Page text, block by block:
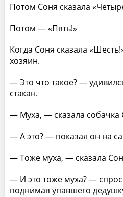
Потом Соня сказала
Потом — «Пять!»
Когда Соня сказала
хозяин.
— Это что такое? —
стакан.
— Муха, — сказала собачка
— А это? — показал он на
— Тоже муха, — сказала
— И это тоже муха? —
поднимая упавшего